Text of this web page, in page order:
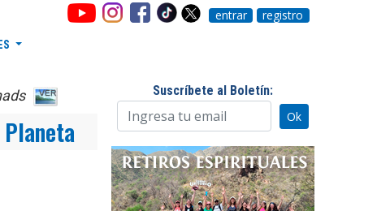
entrar registro
Suscríbete al Boletín: